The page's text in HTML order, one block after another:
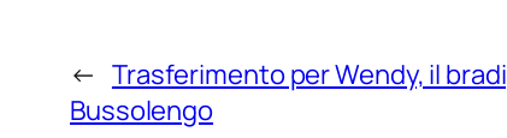
← Trasferimento per Wendy, il
Bussolengo